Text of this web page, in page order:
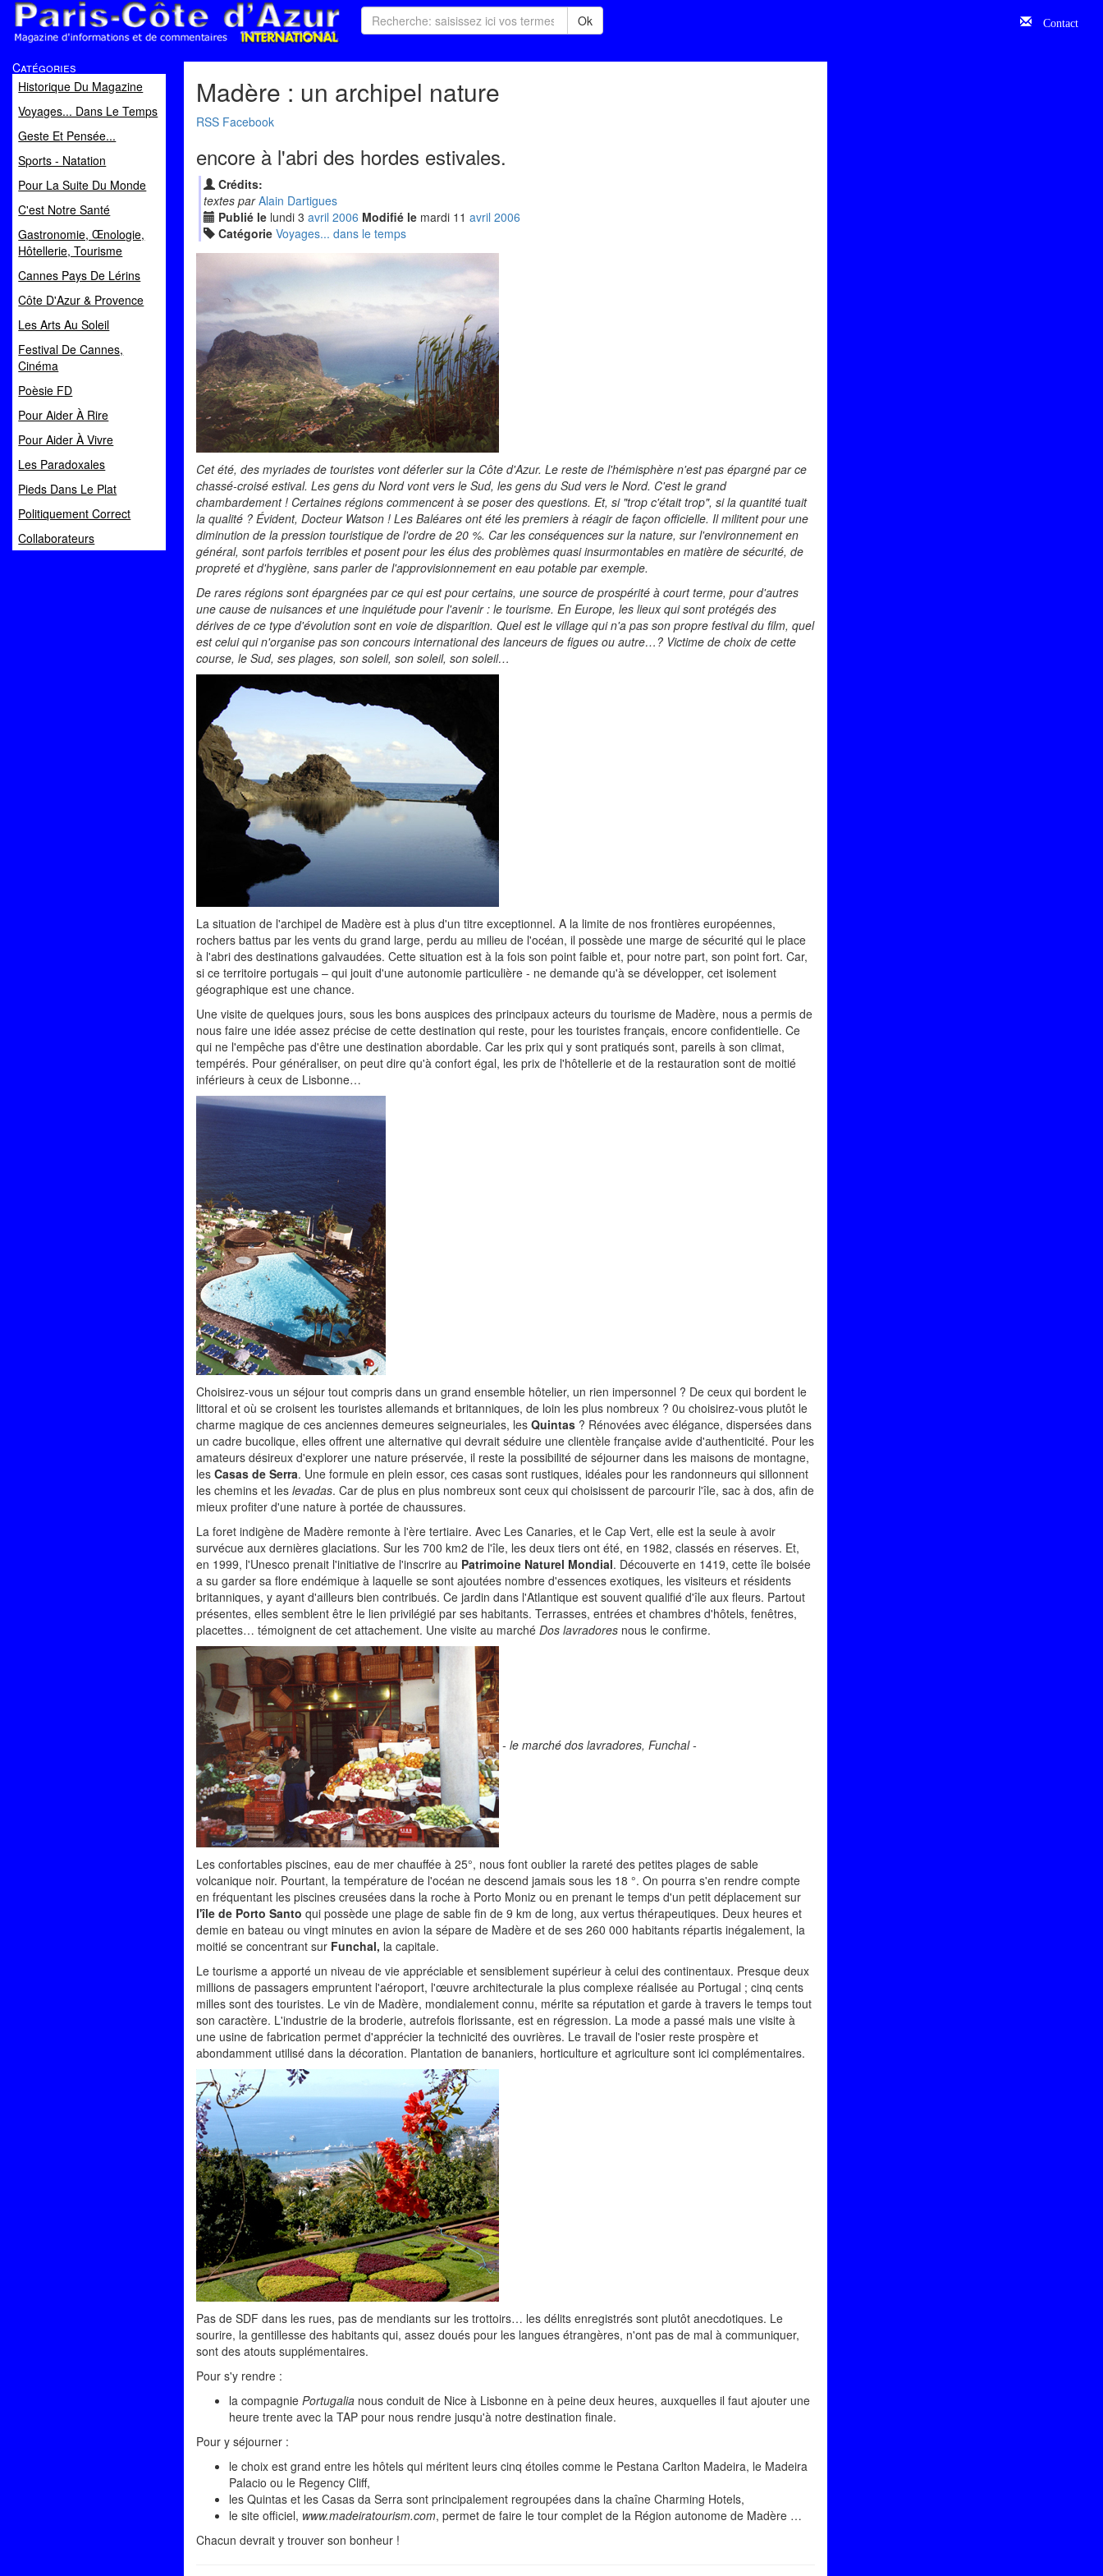
Magazine d'informations et de commentaires
Ok Contact
Catégories
Historique Du Magazine
Voyages... Dans Le Temps
Geste Et Pensée...
Sports - Natation
Pour La Suite Du Monde
C'est Notre Santé
Gastronomie, Œnologie,
Hôtellerie, Tourisme
Cannes Pays De Lérins
Côte D'Azur & Provence
Les Arts Au Soleil
Festival De Cannes,
Cinéma
Poèsie FD
Pour Aider À Rire
Pour Aider À Vivre
Les Paradoxales
Pieds Dans Le Plat
Politiquement Correct
Collaborateurs
Madère : un archipel nature
RSS Facebook
encore à l'abri des hordes estivales.
Crédits:
textes par Alain Dartigues
Publié le lundi 3 avril 2006 Modifié le mardi 11 avril 2006
Catégorie Voyages... dans le temps
Cet été, des myriades de touristes vont déferler sur la Côte d'Azur. Le reste de l'hémisphère n'est pas épargné par ce
chassé-croisé estival. Les gens du Nord vont vers le Sud, les gens du Sud vers le Nord. C'est le grand
chambardement ! Certaines régions commencent à se poser des questions. Et, si "trop c'était trop", si la quantité tuait
la qualité ? Évident, Docteur Watson ! Les Baléares ont été les premiers à réagir de façon officielle. Il militent pour une
diminution de la pression touristique de l'ordre de 20 %. Car les conséquences sur la nature, sur l'environnement en
général, sont parfois terribles et posent pour les élus des problèmes quasi insurmontables en matière de sécurité, de
propreté et d'hygiène, sans parler de l'approvisionnement en eau potable par exemple.
De rares régions sont épargnées par ce qui est pour certains, une source de prospérité à court terme, pour d'autres
une cause de nuisances et une inquiétude pour l'avenir : le tourisme. En Europe, les lieux qui sont protégés des
dérives de ce type d'évolution sont en voie de disparition. Quel est le village qui n'a pas son propre festival du film, quel
est celui qui n'organise pas son concours international des lanceurs de figues ou autre…? Victime de choix de cette
course, le Sud, ses plages, son soleil, son soleil, son soleil…
La situation de l'archipel de Madère est à plus d'un titre exceptionnel. A la limite de nos frontières européennes,
rochers battus par les vents du grand large, perdu au milieu de l'océan, il possède une marge de sécurité qui le place
à l'abri des destinations galvaudées. Cette situation est à la fois son point faible et, pour notre part, son point fort. Car,
si ce territoire portugais – qui jouit d'une autonomie particulière - ne demande qu'à se développer, cet isolement
géographique est une chance.
Une visite de quelques jours, sous les bons auspices des principaux acteurs du tourisme de Madère, nous a permis de
nous faire une idée assez précise de cette destination qui reste, pour les touristes français, encore confidentielle. Ce
qui ne l'empêche pas d'être une destination abordable. Car les prix qui y sont pratiqués sont, pareils à son climat,
tempérés. Pour généraliser, on peut dire qu'à confort égal, les prix de l'hôtellerie et de la restauration sont de moitié
inférieurs à ceux de Lisbonne…
Choisirez-vous un séjour tout compris dans un grand ensemble hôtelier, un rien impersonnel ? De ceux qui bordent le
littoral et où se croisent les touristes allemands et britanniques, de loin les plus nombreux ? 0u choisirez-vous plutôt le
charme magique de ces anciennes demeures seigneuriales, les Quintas ? Rénovées avec élégance, dispersées dans
un cadre bucolique, elles offrent une alternative qui devrait séduire une clientèle française avide d'authenticité. Pour les
amateurs désireux d'explorer une nature préservée, il reste la possibilité de séjourner dans les maisons de montagne,
les Casas de Serra. Une formule en plein essor, ces casas sont rustiques, idéales pour les randonneurs qui sillonnent
les chemins et les levadas. Car de plus en plus nombreux sont ceux qui choisissent de parcourir l'île, sac à dos, afin de
mieux profiter d'une nature à portée de chaussures.
La foret indigène de Madère remonte à l'ère tertiaire. Avec Les Canaries, et le Cap Vert, elle est la seule à avoir
survécue aux dernières glaciations. Sur les 700 km2 de l'île, les deux tiers ont été, en 1982, classés en réserves. Et,
en 1999, l'Unesco prenait l'initiative de l'inscrire au Patrimoine Naturel Mondial. Découverte en 1419, cette île boisée
a su garder sa flore endémique à laquelle se sont ajoutées nombre d'essences exotiques, les visiteurs et résidents
britanniques, y ayant d'ailleurs bien contribués. Ce jardin dans l'Atlantique est souvent qualifié d'île aux fleurs. Partout
présentes, elles semblent être le lien privilégié par ses habitants. Terrasses, entrées et chambres d'hôtels, fenêtres,
placettes… témoignent de cet attachement. Une visite au marché Dos lavradores nous le confirme.
- le marché dos lavradores, Funchal -
Les confortables piscines, eau de mer chauffée à 25°, nous font oublier la rareté des petites plages de sable
volcanique noir. Pourtant, la température de l'océan ne descend jamais sous les 18 °. On pourra s'en rendre compte
en fréquentant les piscines creusées dans la roche à Porto Moniz ou en prenant le temps d'un petit déplacement sur
l'île de Porto Santo qui possède une plage de sable fin de 9 km de long, aux vertus thérapeutiques. Deux heures et
demie en bateau ou vingt minutes en avion la sépare de Madère et de ses 260 000 habitants répartis inégalement, la
moitié se concentrant sur Funchal, la capitale.
Le tourisme a apporté un niveau de vie appréciable et sensiblement supérieur à celui des continentaux. Presque deux
millions de passagers empruntent l'aéroport, l'œuvre architecturale la plus complexe réalisée au Portugal ; cinq cents
milles sont des touristes. Le vin de Madère, mondialement connu, mérite sa réputation et garde à travers le temps tout
son caractère. L'industrie de la broderie, autrefois florissante, est en régression. La mode a passé mais une visite à
une usine de fabrication permet d'apprécier la technicité des ouvrières. Le travail de l'osier reste prospère et
abondamment utilisé dans la décoration. Plantation de bananiers, horticulture et agriculture sont ici complémentaires.
Pas de SDF dans les rues, pas de mendiants sur les trottoirs… les délits enregistrés sont plutôt anecdotiques. Le
sourire, la gentillesse des habitants qui, assez doués pour les langues étrangères, n'ont pas de mal à communiquer,
sont des atouts supplémentaires.
Pour s'y rendre :
la compagnie Portugalia nous conduit de Nice à Lisbonne en à peine deux heures, auxquelles il faut ajouter une
heure trente avec la TAP pour nous rendre jusqu'à notre destination finale.
Pour y séjourner :
le choix est grand entre les hôtels qui méritent leurs cinq étoiles comme le Pestana Carlton Madeira, le Madeira
Palacio ou le Regency Cliff,
les Quintas et les Casas da Serra sont principalement regroupées dans la chaîne Charming Hotels,
le site officiel, www.madeiratourism.com, permet de faire le tour complet de la Région autonome de Madère …
Chacun devrait y trouver son bonheur !